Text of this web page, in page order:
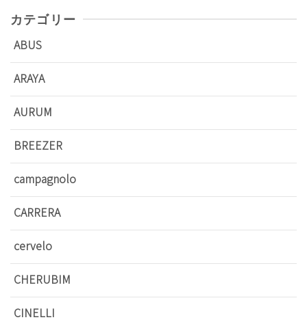
カテゴリー
ABUS
ARAYA
AURUM
BREEZER
campagnolo
CARRERA
cervelo
CHERUBIM
CINELLI